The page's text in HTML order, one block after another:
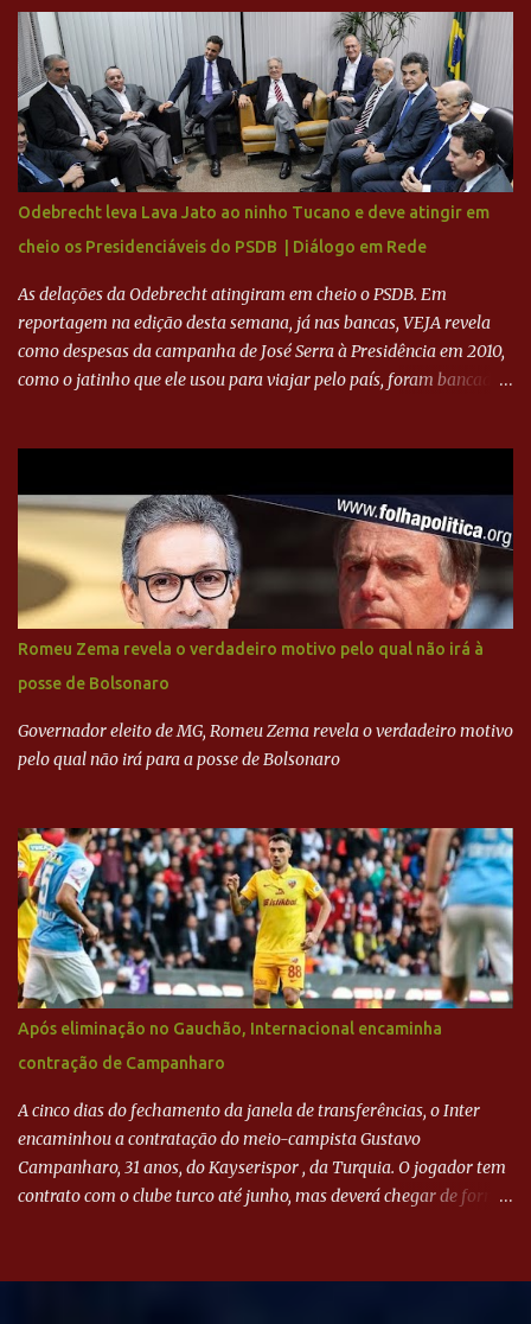
feito imediatamente para pagamento de dívidas emergenciais e
investimentos no departamento de futebol. O projeto apresentado
para a recuperação do Cruzeiro, o aporte financeiro inicial, com
Ronaldo sendo solidário à dívida de R$ 1 bilhão a partir de agora,
mais o peso que o ex-atacante tem no mundo do futebol, além de
sua história na Raposa, pesaram para que um dos mais icônicos
camisas 9 acertasse a compra do clube. Fonte: Itatiaia Fonte:
ADVOGADO DO CRUZEIRO NA SAF EXPLICA SITUAÇÃO DO
CRUZEIRO - RONALDO COMPROU 90% DAS AÇÕES DO CLUBE
Odebrecht leva Lava Jato ao ninho Tucano e deve atingir em
cheio os Presidenciáveis do PSDB | Diálogo em Rede
As delações da Odebrecht atingiram em cheio o PSDB. Em
reportagem na edição desta semana, já nas bancas, VEJA revela
como despesas da campanha de José Serra à Presidência em 2010,
como o jatinho que ele usou para viajar pelo país, foram bancadas
Executiva Nacional do PSDB (Valter Campanato/Agência Brasil) O
texto também põe fim a um mistério: três fontes confirmaram à
revista que o codinome “santo” que aparece em planilhas da
empreiteira refere-se ao governador de São Paulo, Geraldo
Alckmin (PSDB) — nenhum deles, no entanto, disse ter negociado
diretamente com o paulista. Depoimentos mostram como o
dinheiro da Odebrecht bancou a campanha de Serra em 2010 Leia
mais... A Lava Jato chega ao PSDB | VEJA.com
Romeu Zema revela o verdadeiro motivo pelo qual não irá à
posse de Bolsonaro
Governador eleito de MG, Romeu Zema revela o verdadeiro motivo
pelo qual não irá para a posse de Bolsonaro
Após eliminação no Gauchão, Internacional encaminha
contração de Campanharo
A cinco dias do fechamento da janela de transferências, o Inter
encaminhou a contratação do meio-campista Gustavo
Campanharo, 31 anos, do Kayserispor , da Turquia. O jogador tem
contrato com o clube turco até junho, mas deverá chegar de forma
Evian, da França, Hellas Verona, da Itália, e Ludogorets, da